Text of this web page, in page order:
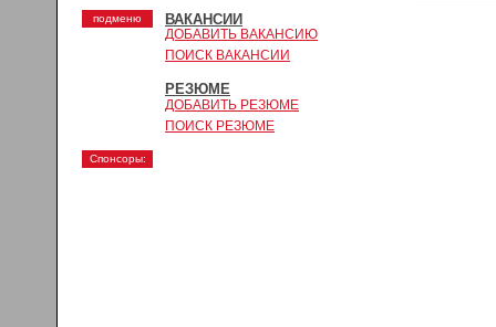
подменю ВАКАНСИИ
ДОБАВИТЬ ВАКАНСИЮ
ПОИСК ВАКАНСИИ
РЕЗЮМЕ
ДОБАВИТЬ РЕЗЮМЕ
ПОИСК РЕЗЮМЕ
Спонсоры: